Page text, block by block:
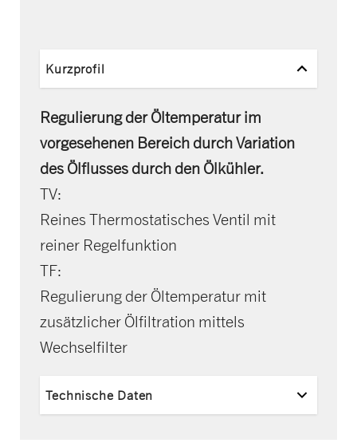
Kurzprofil
Regulierung der Öltemperatur im
vorgesehenen Bereich durch Variation
des Ölflusses durch den Ölkühler.
TV:
Reines Thermostatisches Ventil mit
reiner Regelfunktion
TF:
Regulierung der Öltemperatur mit
zusätzlicher Ölfiltration mittels
Wechselfilter
Technische Daten